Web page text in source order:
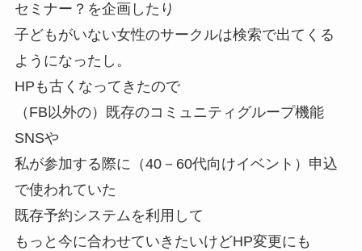
セミナー？を企画したり
子どもがいない女性のサークルは検索で出てくる
ようになったし。
HPも古くなってきたので
（FB以外の）既存のコミュニティグループ機能
SNSや
私が参加する際に（40－60代向けイベント）申込
で使われていた
既存予約システムを利用して
もっと今に合わせていきたいけどHP変更にも